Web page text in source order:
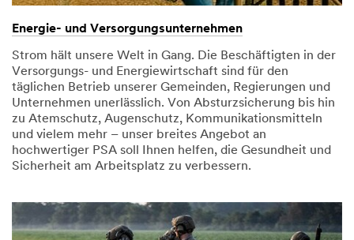
Energie- und Versorgungsunternehmen
Strom hält unsere Welt in Gang. Die Beschäftigten in der
Versorgungs- und Energiewirtschaft sind für den
täglichen Betrieb unserer Gemeinden, Regierungen und
Unternehmen unerlässlich. Von Absturzsicherung bis hin
zu Atemschutz, Augenschutz, Kommunikationsmitteln
und vielem mehr – unser breites Angebot an
hochwertiger PSA soll Ihnen helfen, die Gesundheit und
Sicherheit am Arbeitsplatz zu verbessern.